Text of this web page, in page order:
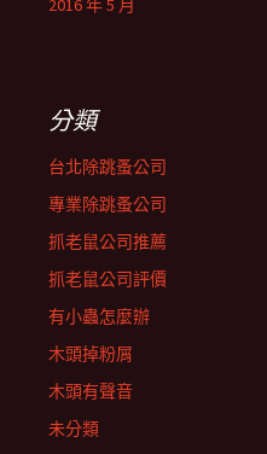
2016 年 5 月
分類
台北除跳蚤公司
專業除跳蚤公司
抓老鼠公司推薦
抓老鼠公司評價
有小蟲怎麼辦
木頭掉粉屑
木頭有聲音
未分類